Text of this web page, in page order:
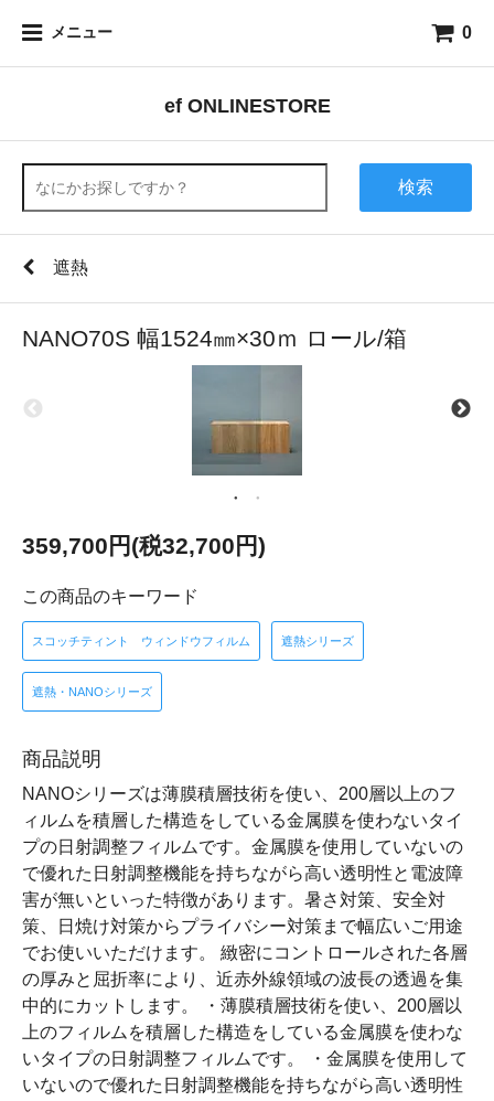
メニュー 0
ef ONLINESTORE
検索
遮熱
NANO70S 幅1524㎜×30ｍ ロール/箱
359,700円(税32,700円)
この商品のキーワード
スコッチティント ウィンドウフィルム 遮熱シリーズ
遮熱・NANOシリーズ
商品説明
NANOシリーズは薄膜積層技術を使い、200層以上のフ
ィルムを積層した構造をしている金属膜を使わないタイ
プの日射調整フィルムです。金属膜を使用していないの
で優れた日射調整機能を持ちながら高い透明性と電波障
害が無いといった特徴があります。暑さ対策、安全対
策、日焼け対策からプライバシー対策まで幅広いご用途
でお使いいただけます。 緻密にコントロールされた各層
の厚みと屈折率により、近赤外線領域の波長の透過を集
中的にカットします。 ・薄膜積層技術を使い、200層以
上のフィルムを積層した構造をしている金属膜を使わな
いタイプの日射調整フィルムです。 ・金属膜を使用して
いないので優れた日射調整機能を持ちながら高い透明性